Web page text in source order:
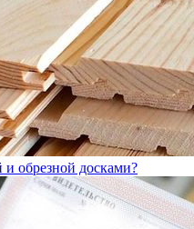
обрезной досками?